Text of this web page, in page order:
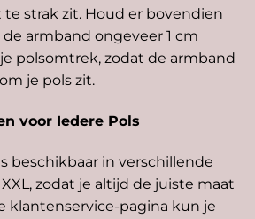
te strak zit. Houd er bovendien
armband ongeveer 1 cm
polsomtrek, zodat de armband
je pols zit.
voor Iedere Pols
beschikbaar in verschillende
zodat je altijd de juiste maat
klantenservice-pagina kun je